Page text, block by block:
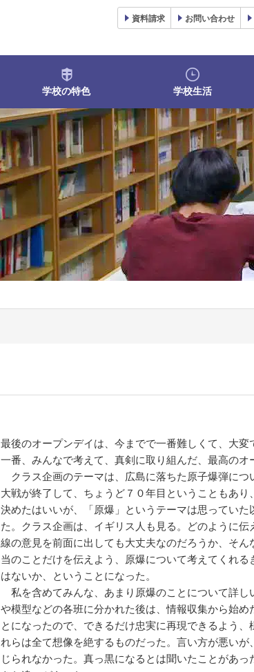
資料請求 お問い合わせ
学校の特色 学校生活
最後のオープンデイは、今までで一番難しくて、大
一番、みんなで考えて、真剣に取り組んだ、最高のオ
クラス企画のテーマは、広島に落ちた原子爆弾につ
大戦が終了して、ちょうど７０年目ということもあり
決めたはいいが、「原爆」というテーマは思っていた
た。クラス企画は、イギリス人も見る。どのように伝
線の意見を前面に出しても大丈夫なのだろうか、そ
当のことだけを伝えよう、原爆について考えてくれ
はないか、ということになった。
私を含めてみんな、あまり原爆のことについて詳し
や模型などの各班に分かれた後は、情報収集から始め
とになったので、できるだけ忠実に再現できるよう
れらは全て想像を絶するものだった。言い方が悪い
じられなかった。真っ黒になるとは聞いたことがあ